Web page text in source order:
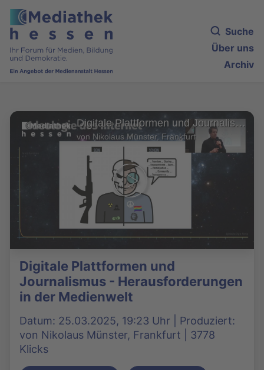
Suche
Über uns
Archiv
Digitale Plattformen und Journalismus - Herausforderungen in der Medienwelt
von Nikolaus Münster, Frankfurt
Digitale Plattformen und
Journalismus - Herausforderungen
in der Medienwelt
Datum: 25.03.2025, 19:23 Uhr | Produziert:
von Nikolaus Münster, Frankfurt | 3778
Klicks